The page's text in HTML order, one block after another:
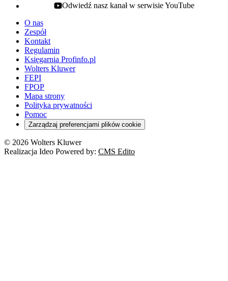
youtube - otwiera się w nowej karcie
Odwiedź nasz kanał w serwisie YouTube
O nas
Zespół
Kontakt
Regulamin
Księgarnia Profinfo.pl
Wolters Kluwer
FEPI
FPOP
Mapa strony
Polityka prywatności
Pomoc
Zarządzaj preferencjami plików cookie
© 2026 Wolters Kluwer
Realizacja Ideo Powered by: CMS Edito